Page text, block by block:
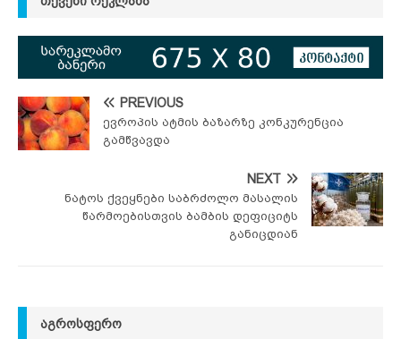
PREVIOUS
ევროპის ატმის ბაზარზე კონკურენცია
გამწვავდა
NEXT
ნატოს ქვეყნები საბრძოლო მასალის
წარმოებისთვის ბამბის დეფიციტს
განიცდიან
ᲐᲒᲠᲝᲡᲤᲔᲠᲝ